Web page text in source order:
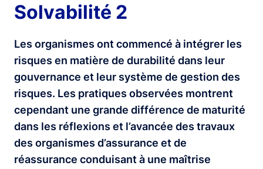
Solvabilité 2
Les organismes ont commencé à intégrer les
risques en matière de durabilité dans leur
gouvernance et leur système de gestion des
risques. Les pratiques observées montrent
cependant une grande différence de maturité
dans les réflexions et l’avancée des travaux
des organismes d’assurance et de
réassurance conduisant à une maîtrise